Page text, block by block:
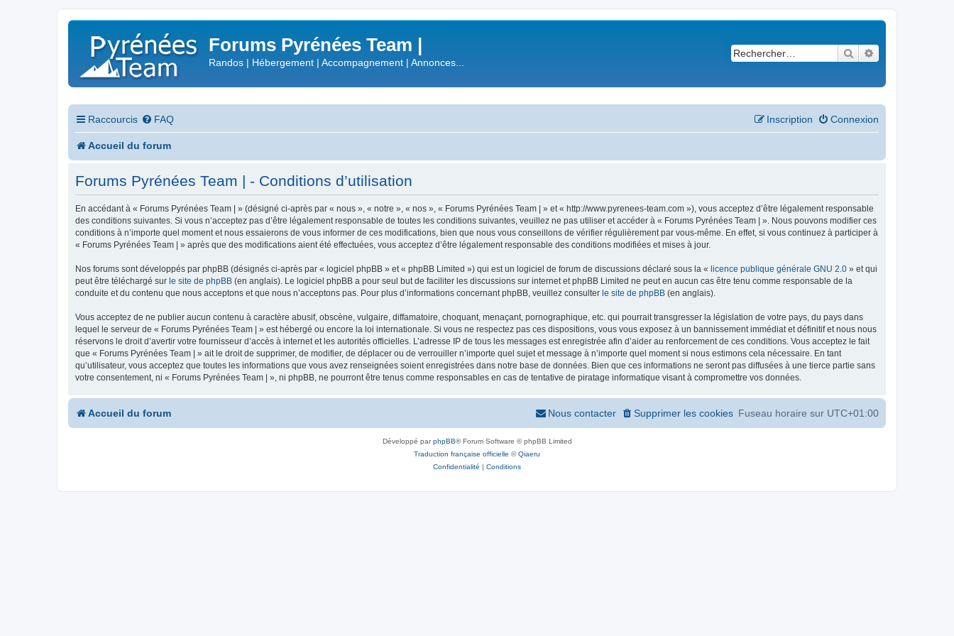
Forums Pyrénées Team |
Randos | Hébergement | Accompagnement | Annonces...
Rechercher
Raccourcis FAQ Connexion
Inscription
Accueil du forum
Forums Pyrénées Team | - Conditions d’utilisation
En accédant à « Forums Pyrénées Team | » (désigné ci-après par « nous », « notre », « nos », « Forums Pyrénées Team | » et « http://www.pyrenees-team.com »), vous acceptez d’être légalement responsable
des conditions suivantes. Si vous n’acceptez pas d’être légalement responsable de toutes les conditions suivantes, veuillez ne pas utiliser et accéder à « Forums Pyrénées Team | ». Nous pouvons modifier ces
conditions à n’importe quel moment et nous essaierons de vous informer de ces modifications, bien que nous vous conseillons de vérifier régulièrement par vous-même. En effet, si vous continuez à participer à
« Forums Pyrénées Team | » après que des modifications aient été effectuées, vous acceptez d’être légalement responsable des conditions modifiées et mises à jour.
Nos forums sont développés par phpBB (désignés ci-après par « logiciel phpBB » et « phpBB Limited ») qui est un logiciel de forum de discussions déclaré sous la « licence publique générale GNU 2.0 » et qui
peut être téléchargé sur le site de phpBB (en anglais). Le logiciel phpBB a pour seul but de faciliter les discussions sur internet et phpBB Limited ne peut en aucun cas être tenu comme responsable de la
conduite et du contenu que nous acceptons et que nous n’acceptons pas. Pour plus d’informations concernant phpBB, veuillez consulter le site de phpBB (en anglais).
Vous acceptez de ne publier aucun contenu à caractère abusif, obscène, vulgaire, diffamatoire, choquant, menaçant, pornographique, etc. qui pourrait transgresser la législation de votre pays, du pays dans
lequel le serveur de « Forums Pyrénées Team | » est hébergé ou encore la loi internationale. Si vous ne respectez pas ces dispositions, vous vous exposez à un bannissement immédiat et définitif et nous nous
réservons le droit d’avertir votre fournisseur d’accès à internet et les autorités officielles. L’adresse IP de tous les messages est enregistrée afin d’aider au renforcement de ces conditions. Vous acceptez le fait
que « Forums Pyrénées Team | » ait le droit de supprimer, de modifier, de déplacer ou de verrouiller n’importe quel sujet et message à n’importe quel moment si nous estimons cela nécessaire. En tant
qu’utilisateur, vous acceptez que toutes les informations que vous avez renseignées soient enregistrées dans notre base de données. Bien que ces informations ne seront pas diffusées à une tierce partie sans
votre consentement, ni « Forums Pyrénées Team | », ni phpBB, ne pourront être tenus comme responsables en cas de tentative de piratage informatique visant à compromettre vos données.
Accueil du forum Fuseau horaire sur UTC+01:00
Supprimer les cookies
Nous contacter
Développé parphpBB® Forum Software © phpBB Limited
Traduction française officielle ©Qiaeru
Confidentialité | Conditions